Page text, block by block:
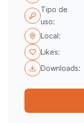
Tipo de
uso:
Local:
Likes:
Downloads: